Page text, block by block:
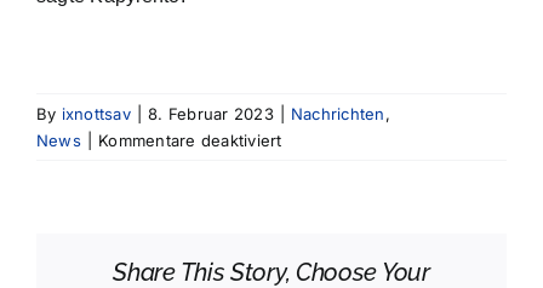
By ixnottsav 8. Februar 2023 Nachrichten,
News
Kommentare deaktiviertfür
Weltrekord
Share This Story, Choose Your